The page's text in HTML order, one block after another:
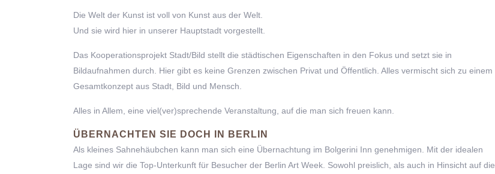
Die Welt der Kunst ist voll von Kunst aus der Welt.
Und sie wird hier in unserer Hauptstadt vorgestellt.
Das Kooperationsprojekt Stadt/Bild stellt die städtischen Eigenschaften in den Fokus und setzt sie in
Bildaufnahmen durch. Hier gibt es keine Grenzen zwischen Privat und Öffentlich. Alles vermischt sich zu einem
Gesamtkonzept aus Stadt, Bild und Mensch.
Alles in Allem, eine viel(ver)sprechende Veranstaltung, auf die man sich freuen kann.
ÜBERNACHTEN SIE DOCH IN BERLIN
Als kleines Sahnehäubchen kann man sich eine Übernachtung im Bolgerini Inn genehmigen. Mit der idealen
Lage sind wir die Top-Unterkunft für Besucher der Berlin Art Week. Sowohl preislich, als auch in Hinsicht auf die